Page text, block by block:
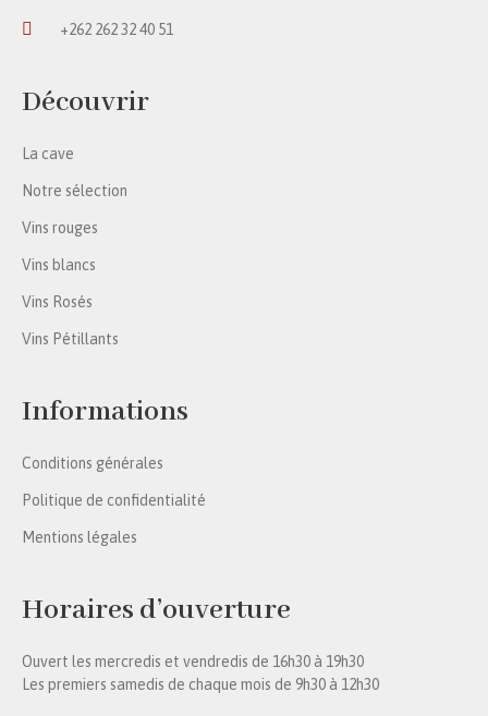
+262 262 32 40 51
Découvrir
La cave
Notre sélection
Vins rouges
Vins blancs
Vins Rosés
Vins Pétillants
Informations
Conditions générales
Politique de confidentialité
Mentions légales
Horaires d’ouverture
Ouvert les mercredis et vendredis de 16h30 à 19h30
Les premiers samedis de chaque mois de 9h30 à 12h30